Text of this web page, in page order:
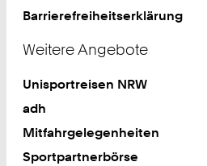
Barrierefreiheitserklärung
Weitere Angebote
Unisportreisen NRW
adh
Mitfahrgelegenheiten
Sportpartnerbörse